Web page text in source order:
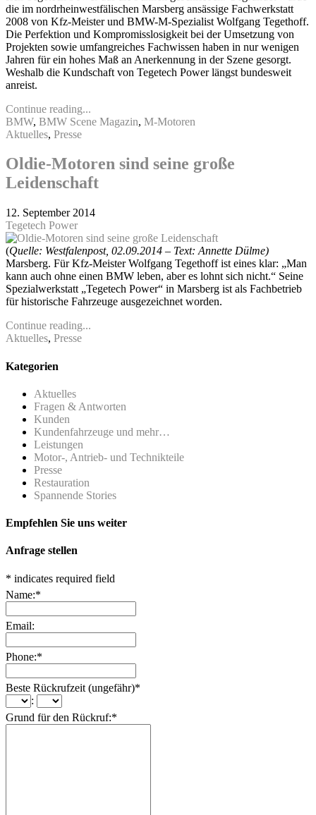
die im nordrheinwestfälischen Marsberg ansässige Fachwerkstatt
2008 von Kfz-Meister und BMW-M-Spezialist Wolfgang Tegethoff.
Die Perfektion und Kompromisslosigkeit bei der Umsetzung von
Projekten sowie umfangreiches Fachwissen haben in nur wenigen
Jahren für ein hohes Maß an Anerkennung in der Szene gesorgt.
Weshalb die Kundschaft von Tegetech Power längst bundesweit
anreist.
Continue reading...
BMW, BMW Scene Magazin, M-Motoren
Aktuelles, Presse
Oldie-Motoren sind seine große
Leidenschaft
12. September 2014
Tegetech Power
(Quelle: Westfalenpost, 02.09.2014 – Text: Annette Dülme)
Marsberg. Für Kfz-Meister Wolfgang Tegethoff ist eines klar: „Man
kann auch ohne einen BMW leben, aber es lohnt sich nicht.“ Seine
Spezialwerkstatt „Tegetech Power“ in Marsberg ist als Fachbetrieb
für historische Fahrzeuge ausgezeichnet worden.
Continue reading...
Aktuelles, Presse
Kategorien
Aktuelles
Fragen & Antworten
Kunden
Kundenfahrzeuge und mehr…
Leistungen
Motor-, Antrieb- und Technikteile
Presse
Restauration
Spannende Stories
Empfehlen Sie uns weiter
Anfrage stellen
* indicates required field
Name:*
Email:
Phone:*
Beste Rückrufzeit (ungefähr)*
:
Grund für den Rückruf:*